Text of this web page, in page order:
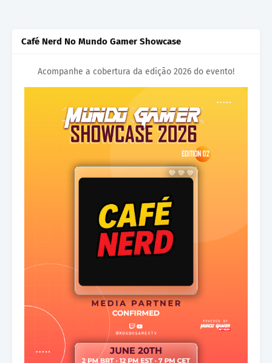
Café Nerd No Mundo Gamer Showcase
Acompanhe a cobertura da edição 2026 do evento!